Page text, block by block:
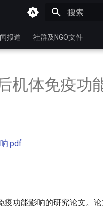
报道 社群及NGO文件
机体免疫功
.pdf
功能影响的研究论文。